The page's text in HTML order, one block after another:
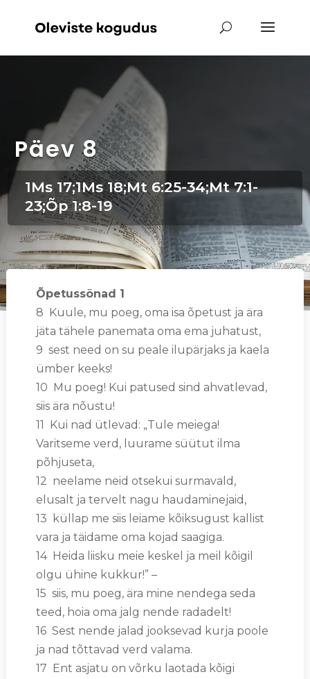
Päev 8
1Ms 17;1Ms 18;Mt 6:25-34;Mt 7:1-
23;Õp 1:8-19
Õpetussõnad 1
8 Kuule, mu poeg, oma isa õpetust ja ära
jäta tähele panemata oma ema juhatust,
9 sest need on su peale ilupärjaks ja kaela
ümber keeks!
10 Mu poeg! Kui patused sind ahvatlevad,
siis ära nõustu!
11 Kui nad ütlevad: „Tule meiega!
Varitseme verd, luurame süütut ilma
põhjuseta,
12 neelame neid otsekui surmavald,
elusalt ja tervelt nagu haudaminejaid,
13 küllap me siis leiame kõiksugust kallist
vara ja täidame oma kojad saagiga.
14 Heida liisku meie keskel ja meil kõigil
olgu ühine kukkur!” –
15 siis, mu poeg, ära mine nendega seda
teed, hoia oma jalg nende radadelt!
16 Sest nende jalad jooksevad kurja poole
ja nad tõttavad verd valama.
17 Ent asjatu on võrku laotada kõigi